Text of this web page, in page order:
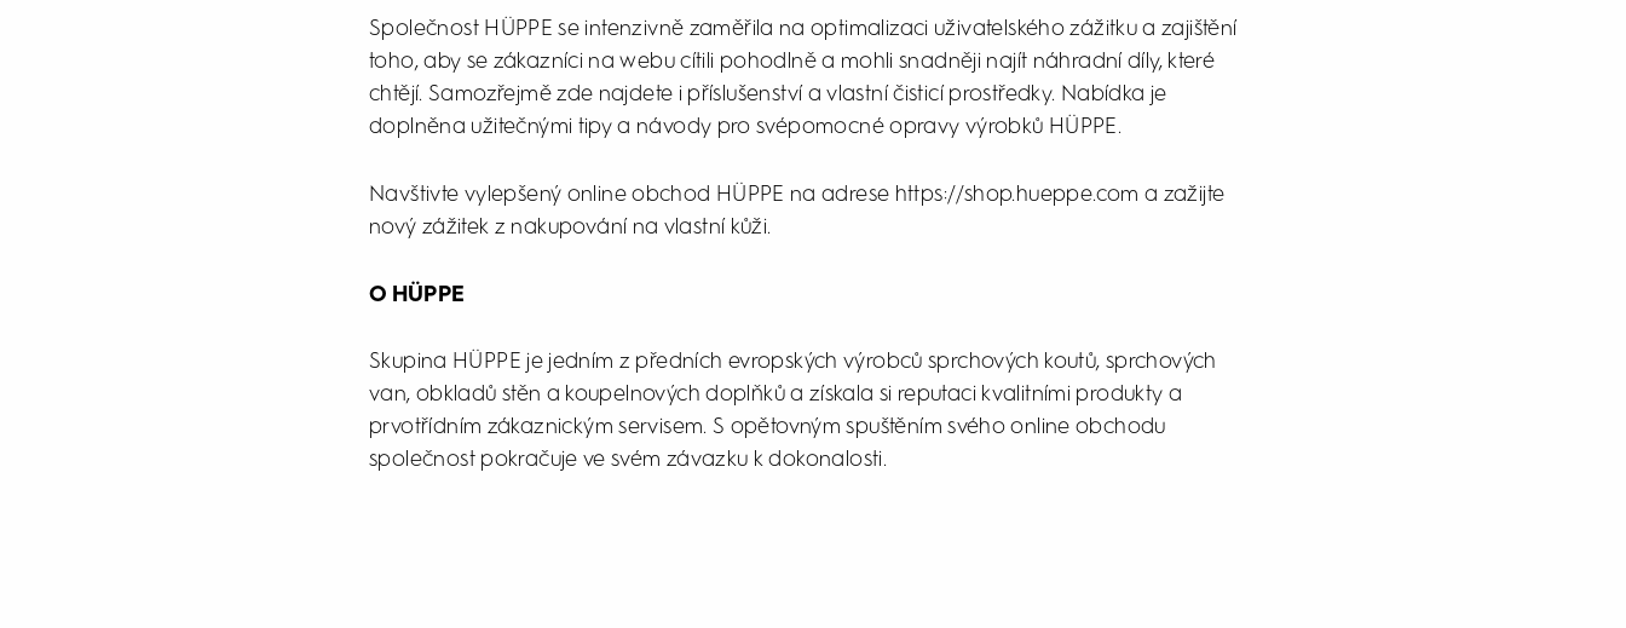
Společnost HÜPPE se intenzivně zaměřila na optimalizaci uživatelského zážitku a zajištění
toho, aby se zákazníci na webu cítili pohodlně a mohli snadněji najít náhradní díly, které
chtějí. Samozřejmě zde najdete i příslušenství a vlastní čisticí prostředky. Nabídka je
doplněna užitečnými tipy a návody pro svépomocné opravy výrobků HÜPPE.
Navštivte vylepšený online obchod HÜPPE na adrese https://shop.hueppe.com a zažijte
nový zážitek z nakupování na vlastní kůži.
O HÜPPE
Skupina HÜPPE je jedním z předních evropských výrobců sprchových koutů, sprchových
van, obkladů stěn a koupelnových doplňků a získala si reputaci kvalitními produkty a
prvotřídním zákaznickým servisem. S opětovným spuštěním svého online obchodu
společnost pokračuje ve svém závazku k dokonalosti.